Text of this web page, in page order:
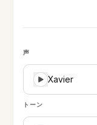
声
Xavier
トーン